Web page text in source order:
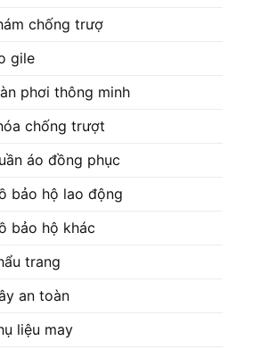
chống trượ
gile
phơi thông minh
chống trượt
áo đồng phục
bảo hộ lao động
bảo hộ khác
trang
an toàn
liệu may